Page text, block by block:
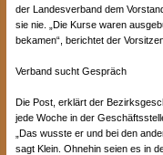
der Landesverband dem
sie nie. „Die Kurse waren
bekamen“, berichtet der
Verband sucht Gespräch
Die Post, erklärt der
jede Woche in der
„Das wusste er und bei den
sagt Klein. Ohnehin seien es in